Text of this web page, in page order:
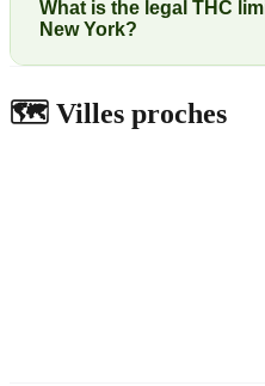
What is the legal THC
New York?
🗺️ Villes proches